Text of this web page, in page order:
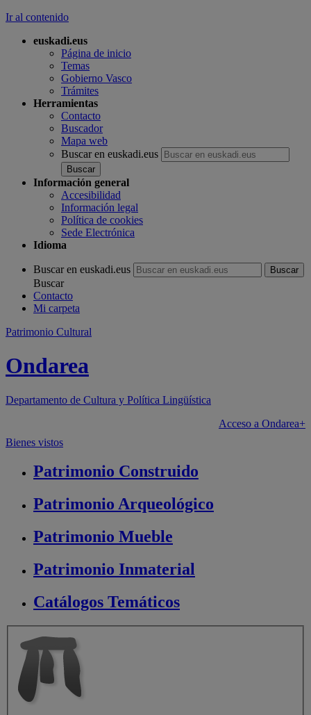
Ir al contenido
euskadi.eus
Página de inicio
Temas
Gobierno Vasco
Trámites
Herramientas
Contacto
Buscador
Mapa web
Buscar en euskadi.eus
Información general
Accesibilidad
Información legal
Política de cookies
Sede Electrónica
Idioma
Buscar en euskadi.eus
Buscar
Contacto
Mi carpeta
Patrimonio Cultural
Ondarea
Departamento de Cultura y Política Lingüística
Acceso a Ondarea+
Bienes vistos
Patrimonio Construido
Patrimonio Arqueológico
Patrimonio Mueble
Patrimonio Inmaterial
Catálogos Temáticos